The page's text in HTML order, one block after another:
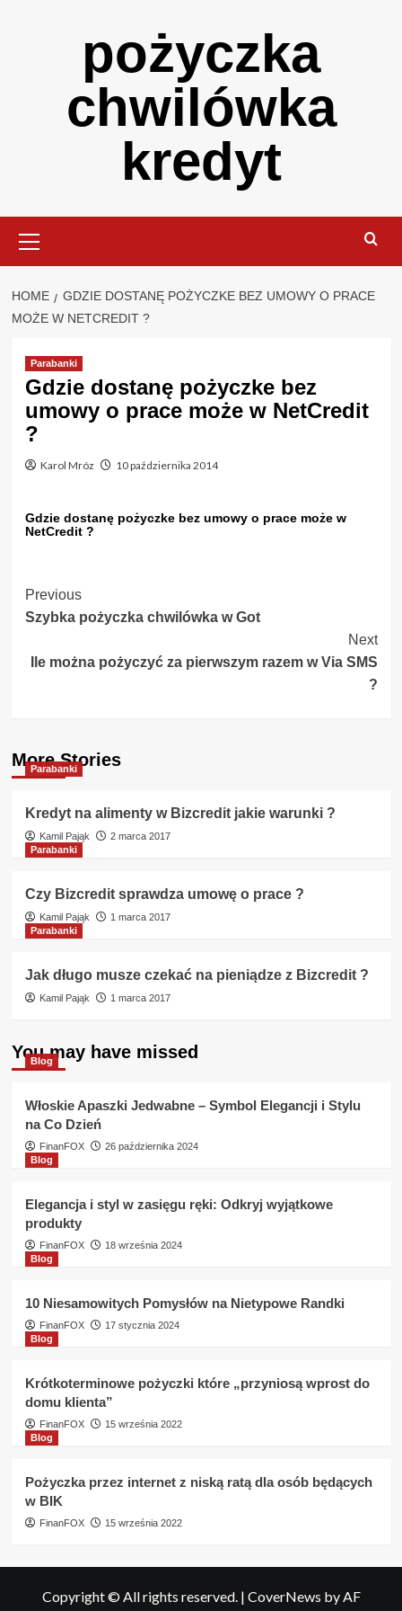
pożyczka
chwilówka
kredyt
Menu
HOME
GDZIE DOSTANĘ POŻYCZKE BEZ UMOWY O PRACE
MOŻE W NETCREDIT ?
Parabanki
Gdzie dostanę pożyczke bez
umowy o prace może w NetCredit
?
Karol Mróz 10 października 2014
Gdzie dostanę pożyczke bez umowy o prace może w
NetCredit ?
Post
Navigation
Previous
Szybka pożyczka chwilówka w Got
Next
Ile można pożyczyć za pierwszym razem w Via SMS
?
More Stories
Parabanki
Kredyt na alimenty w Bizcredit jakie warunki ?
Kamil Pająk
2 marca 2017
Parabanki
Czy Bizcredit sprawdza umowę o prace ?
Kamil Pająk
1 marca 2017
Parabanki
Jak długo musze czekać na pieniądze z Bizcredit ?
Kamil Pająk 1 marca 2017
You may have missed
Blog
Włoskie Apaszki Jedwabne – Symbol Elegancji i Stylu
na Co Dzień
FinanFOX
26 października 2024
Blog
Elegancja i styl w zasięgu ręki: Odkryj wyjątkowe
produkty
FinanFOX
18 września 2024
Blog
10 Niesamowitych Pomysłów na Nietypowe Randki
FinanFOX
17 stycznia 2024
Blog
Krótkoterminowe pożyczki które „przyniosą wprost do
domu klienta”
FinanFOX
15 września 2022
Blog
Pożyczka przez internet z niską ratą dla osób będących
w BIK
FinanFOX 15 września 2022
Copyright © All rights reserved. | CoverNews by AF